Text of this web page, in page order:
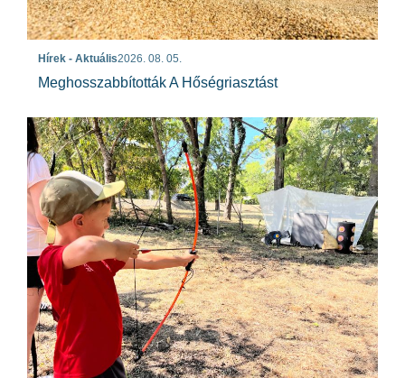
Hírek - Aktuális2026. 08. 05.
Meghosszabbították A Hőségriasztást